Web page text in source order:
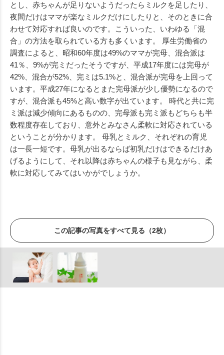
とし、赤ちゃんが足りないようだったらミルクを足したり、
夜間だけはママが楽なミルクだけにしたりと、そのときに合
わせて対応すれば良いのです。こういった、いわゆる「混
合」の方法を取られている方も多くいます。 厚生労働省の
調査によると、昭和60年度は49%のママが完母、混合派は
41％、9%が完ミだったそうですが、平成17年度には完母が
42%、混合が52%、完ミは5.1%と、混合派が完母を上回って
います。平成27年になるとまた完母派が少し優勢になるので
すが、混合派も45%と高い数字が出ています。 時代と共に完
ミ派は減少傾向にあるものの、完母派も完ミ派もどちらも半
数程度存在しており、意外とみなさん柔軟に対応されている
ということが分かります。 母乳とミルク、それぞれの育児
は一長一短です。母乳が出るならば初乳だけはできるだけあ
げるようにして、それ以降は赤ちゃんの様子も見ながら、柔
軟に対応してみてはいかがでしょうか。
この記事の写真をすべて見る（2枚）